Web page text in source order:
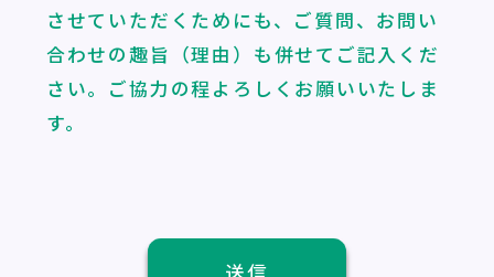
させていただくためにも、ご質問、お問い
合わせの趣旨（理由）も併せてご記入くだ
さい。ご協力の程よろしくお願いいたしま
す。